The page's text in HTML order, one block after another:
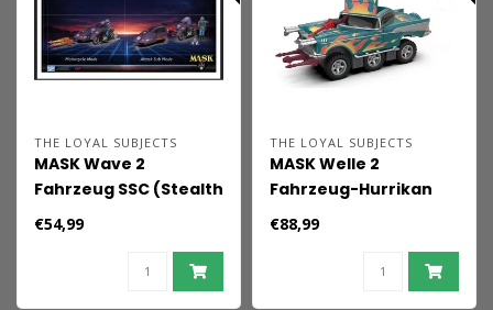
THE LOYAL SUBJECTS
MASK Wave 2
Fahrzeug SSC (Stealth
Submarine Cycle)
€54,99
THE LOYAL SUBJECTS
MASK Welle 2
Fahrzeug-Hurrikan
€88,99